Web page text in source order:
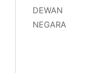
DEWAN
NEGARA